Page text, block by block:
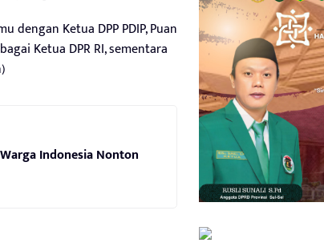
Ketua DPP PDIP, Puan
Ketua DPR RI, sementara
Indonesia Nonton